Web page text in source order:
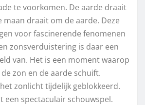
te voorkomen. De aarde draait
maan draait om de aarde. Deze
voor fascinerende fenomenen
zonsverduistering is daar een
van. Het is een moment waarop
zon en de aarde schuift.
zonlicht tijdelijk geblokkeerd.
een spectaculair schouwspel.